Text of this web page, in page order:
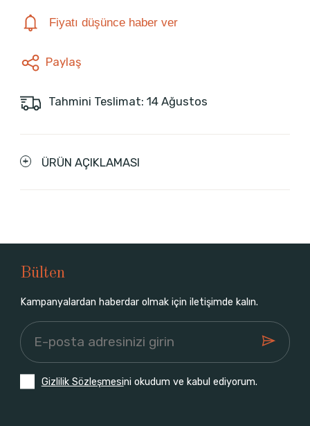
Fiyatı düşünce haber ver
Paylaş
Tahmini Teslimat: 14 Ağustos
ÜRÜN AÇIKLAMASI
Bülten
Kampanyalardan haberdar olmak için iletişimde kalın.
Gizlilik Sözleşmesini okudum ve kabul ediyorum.